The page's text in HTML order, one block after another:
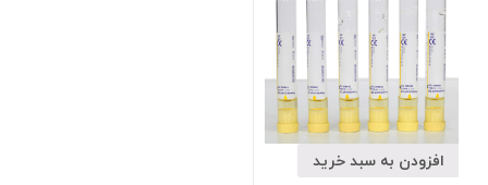
افزودن به سبد خرید